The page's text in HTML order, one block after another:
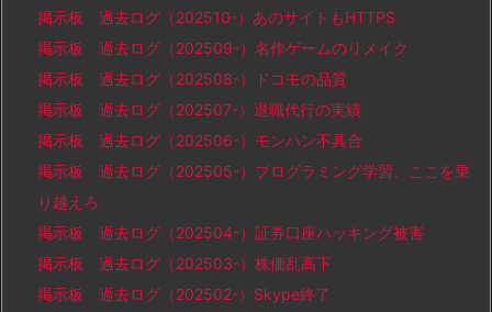
掲示板 過去ログ（202510-）あのサイトもHTTPS
掲示板 過去ログ（202509-）名作ゲームのリメイク
掲示板 過去ログ（202508-）ドコモの品質
掲示板 過去ログ（202507-）退職代行の実績
掲示板 過去ログ（202506-）モンハン不具合
掲示板 過去ログ（202505-）プログラミング学習、ここを乗
り越えろ
掲示板 過去ログ（202504-）証券口座ハッキング被害
掲示板 過去ログ（202503-）株価乱高下
掲示板 過去ログ（202502-）Skype終了